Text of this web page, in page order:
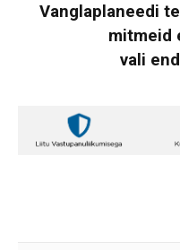
Vanglaplaneedi
mitmeid
vali